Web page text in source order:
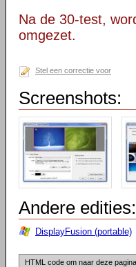
Na de 30-test,
omgezet.
Stel een correctie voor
Screenshots:
Andere edities:
DisplayFusion (portable)
HTML code om naar deze